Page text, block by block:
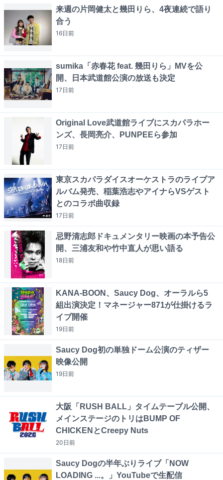
来週の片岡健太と幾田りら、4夜連続で語り
合う
16日前
sumika「赤春花 feat. 幾田りら」MVを公
開、日本武道館公演の放送も決定
17日前
Original Love武道館ライブにスカパラホー
ンズ、長岡亮介、PUNPEEら参加
17日前
東京スカパラダイスオーケストラのライブア
ルバム発売、稲葉浩志やアイナらVSゲスト
とのコラボ曲収録
17日前
忌野清志郎ドキュメンタリー映画の本予告公
開、三浦友和や竹中直人が思い語る
18日前
KANA-BOON、Saucy Dog、オーラルら5
組出演決定！マネージャー871が仕掛けるラ
イブ開催
19日前
Saucy Dog初の単独ドーム公演のティザー
映像公開
19日前
大阪「RUSH BALL」タイムテーブル公開、
メインステージのトリはBUMP OF
CHICKENとCreepy Nuts
20日前
Saucy Dogの半年ぶりライブ「NOW
LOADING ...。」YouTubeで生配信